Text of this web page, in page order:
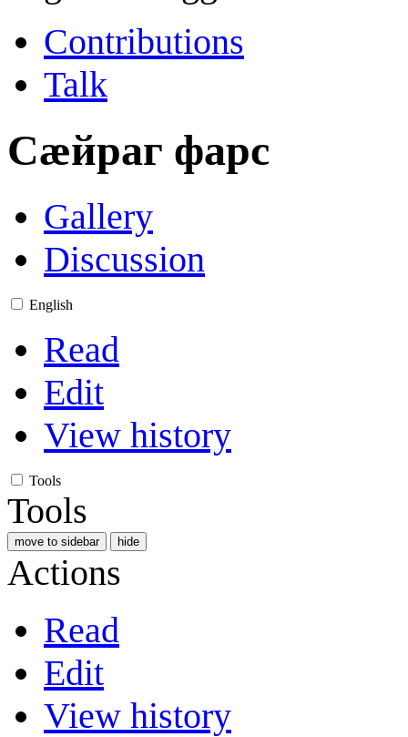
Contributions
Talk
Сæйраг фарс
Gallery
Discussion
English
Read
Edit
View history
Tools
Tools
move to sidebar hide
Actions
Read
Edit
View history